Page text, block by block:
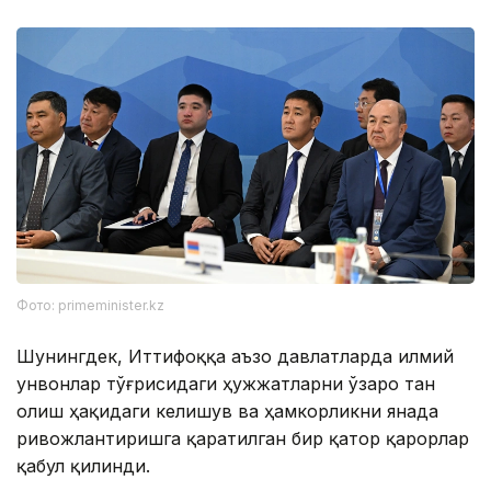
Фото: primeminister.kz
Шунингдек, Иттифоққа аъзо давлатларда илмий
унвонлар тўғрисидаги ҳужжатларни ўзаро тан
олиш ҳақидаги келишув ва ҳамкорликни янада
ривожлантиришга қаратилган бир қатор қарорлар
қабул қилинди.